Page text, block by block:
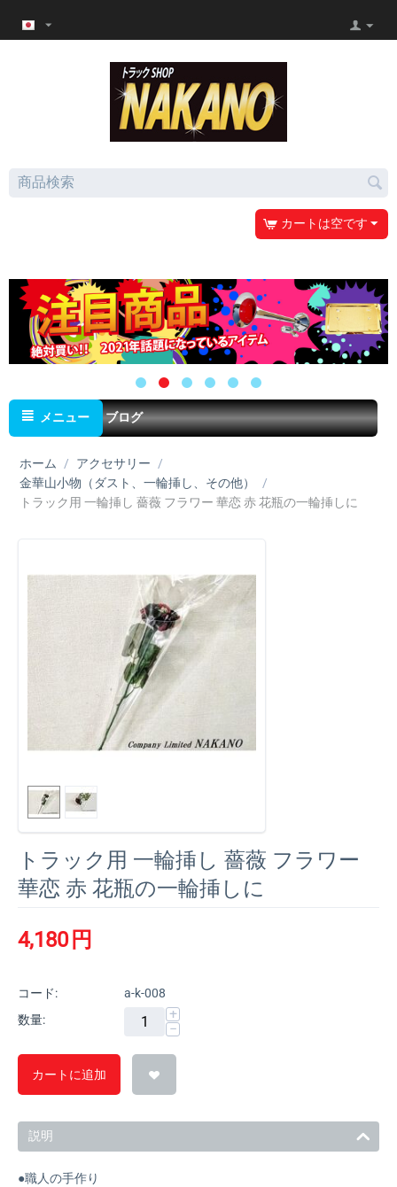
カートは空です
メニュー ブログ
ホーム / アクセサリー /
金華山小物（ダスト、一輪挿し、その他）
/
トラック用 一輪挿し 薔薇 フラワー 華恋 赤 花瓶の一輪挿しに
トラック用 一輪挿し 薔薇 フラワー
華恋 赤 花瓶の一輪挿しに
4,180 円
コード:
a-k-008
数量:
+
−
カートに追加
説明
●職人の手作り